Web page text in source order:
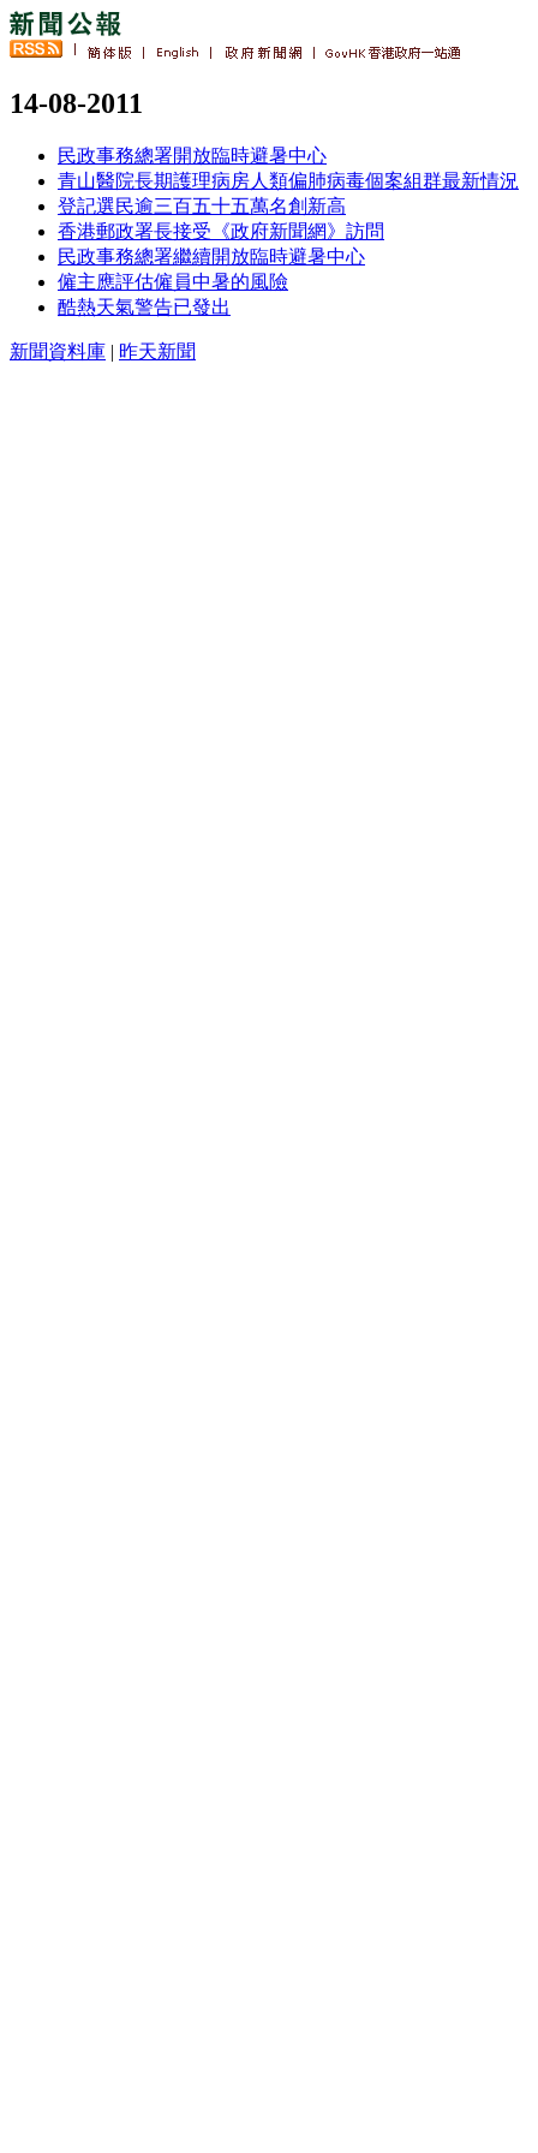
14-08-2011
民政事務總署開放臨時避暑中心
青山醫院長期護理病房人類偏肺病毒個案組群最新情況
登記選民逾三百五十五萬名創新高
香港郵政署長接受《政府新聞網》訪問
民政事務總署繼續開放臨時避暑中心
僱主應評估僱員中暑的風險
酷熱天氣警告已發出
新聞資料庫 | 昨天新聞